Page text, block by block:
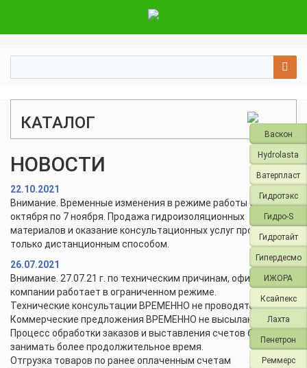
Васкон
Hydrolasta
Ватерпласт
Гидротэкс
Гидро-S
Гидротайт
Гипердесмо
ИЖОРА
Ксайпекс
Лахта
Пенетрон
Реммерс
КАТАЛОГ
НОВОСТИ
22.10.2021
Внимание. Временные изменения в режиме работы с 28
октября по 7 ноября. Продажа гидроизоляционных
материалов и оказание консультационных услуг проводится
только дистанционным способом.
26.07.2021
Внимание. 27.07.21 г. по техническим причинам, офис и склад
компании работает в ограниченном режиме.
Технические консультации ВРЕМЕННО не проводятся.
Коммерческие предложения ВРЕМЕННО не высылаются.
Процесс обработки заказов и выставления счетов будет
занимать более продолжительное время.
Отгрузка товаров по ранее оплаченным счетам